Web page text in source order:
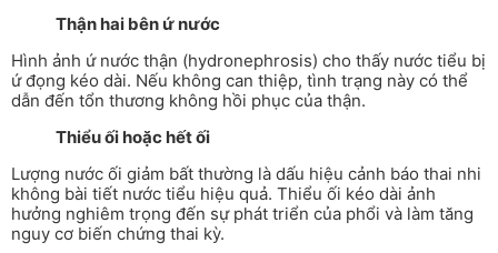
Thận hai bên ứ nước
Hình ảnh ứ nước thận (hydronephrosis) cho thấy nước tiểu bị
ứ đọng kéo dài. Nếu không can thiệp, tình trạng này có thể
dẫn đến tổn thương không hồi phục của thận.
Thiểu ối hoặc hết ối
Lượng nước ối giảm bất thường là dấu hiệu cảnh báo thai nhi
không bài tiết nước tiểu hiệu quả. Thiểu ối kéo dài ảnh
hưởng nghiêm trọng đến sự phát triển của phổi và làm tăng
nguy cơ biến chứng thai kỳ.